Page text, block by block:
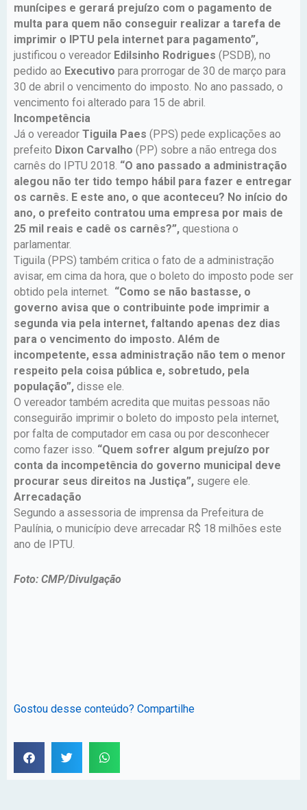
munícipes e gerará prejuízo com o pagamento de
multa para quem não conseguir realizar a tarefa de
imprimir o IPTU pela internet para pagamento”,
justificou o vereador Edilsinho Rodrigues (PSDB), no
pedido ao Executivo para prorrogar de 30 de março para
30 de abril o vencimento do imposto. No ano passado, o
vencimento foi alterado para 15 de abril.
Incompetência
Já o vereador Tiguila Paes (PPS) pede explicações ao
prefeito Dixon Carvalho (PP) sobre a não entrega dos
carnês do IPTU 2018. “O ano passado a administração
alegou não ter tido tempo hábil para fazer e entregar
os carnês. E este ano, o que aconteceu? No início do
ano, o prefeito contratou uma empresa por mais de
25 mil reais e cadê os carnês?”, questiona o
parlamentar.
Tiguila (PPS) também critica o fato de a administração
avisar, em cima da hora, que o boleto do imposto pode ser
obtido pela internet. “Como se não bastasse, o
governo avisa que o contribuinte pode imprimir a
segunda via pela internet, faltando apenas dez dias
para o vencimento do imposto. Além de
incompetente, essa administração não tem o menor
respeito pela coisa pública e, sobretudo, pela
população”, disse ele.
O vereador também acredita que muitas pessoas não
conseguirão imprimir o boleto do imposto pela internet,
por falta de computador em casa ou por desconhecer
como fazer isso. “Quem sofrer algum prejuízo por
conta da incompetência do governo municipal deve
procurar seus direitos na Justiça”, sugere ele.
Arrecadação
Segundo a assessoria de imprensa da Prefeitura de
Paulínia, o município deve arrecadar R$ 18 milhões este
ano de IPTU.
Foto: CMP/Divulgação
Gostou desse conteúdo? Compartilhe